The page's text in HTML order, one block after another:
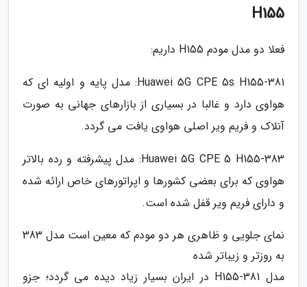
H155
فعلا دو مدل مودم H155 داریم:
Huawei 5G CPE 5s H155-381: مدل پایه و اولیه ای که
هواوی دارد و غالبا در بسیاری از بازارهای جهانی به صورت
آنلاک و فریم ویر اصلی هواوی یافت می گردد.
Huawei 5G CPE 5 H155-383: مدل پیشرفته و رده بالاتر
هواوی که برای بعضی کشورها و اپراتورهای خاص ارائه شده
و دارای فریم ویر قفل شده است.
نمای جلویی و ظاهری هر دو مودم که معین است مدل 383
به روزتر و زیباتر شده
مدل H155-381 در ایران بسیار زیاد دیده می گردد؛ جزو